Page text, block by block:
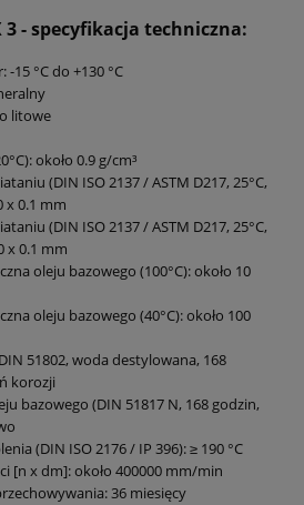
3- specyfikacja techniczna:
15 °C do +130 °C
litowe
około 0.9 g/cm³
(DIN ISO 2137 / ASTM D217, 25°C,
x 0.1 mm
(DIN ISO 2137 / ASTM D217, 25°C,
x 0.1 mm
oleju bazowego (100°C): około 10
oleju bazowego (40°C): około 100
51802, woda destylowana, 168
korozji
bazowego (DIN 51817 N, 168 godzin,
(DIN ISO 2176 / IP 396): ≥ 190 °C
[n x dm]: około 400000 mm/min
36 miesięcy